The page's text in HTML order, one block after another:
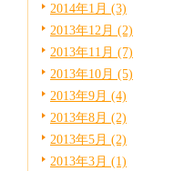
2014年1月 (3)
2013年12月 (2)
2013年11月 (7)
2013年10月 (5)
2013年9月 (4)
2013年8月 (2)
2013年5月 (2)
2013年3月 (1)